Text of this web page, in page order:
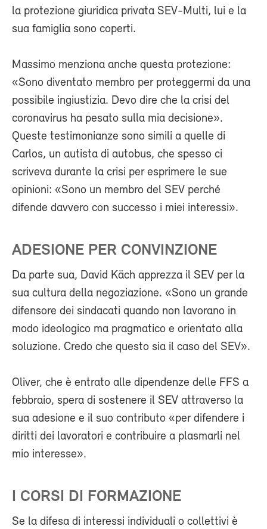
la protezione giuridica privata SEV-Multi, lui e la
sua famiglia sono coperti.
Massimo menziona anche questa protezione:
«Sono diventato membro per proteggermi da una
possibile ingiustizia. Devo dire che la crisi del
coronavirus ha pesato sulla mia decisione».
Queste testimonianze sono simili a quelle di
Carlos, un autista di autobus, che spesso ci
scriveva durante la crisi per esprimere le sue
opinioni: «Sono un membro del SEV perché
difende davvero con successo i miei interessi».
ADESIONE PER CONVINZIONE
Da parte sua, David Käch apprezza il SEV per la
sua cultura della negoziazione. «Sono un grande
difensore dei sindacati quando non lavorano in
modo ideologico ma pragmatico e orientato alla
soluzione. Credo che questo sia il caso del SEV».
Oliver, che è entrato alle dipendenze delle FFS a
febbraio, spera di sostenere il SEV attraverso la
sua adesione e il suo contributo «per difendere i
diritti dei lavoratori e contribuire a plasmarli nel
mio interesse».
I CORSI DI FORMAZIONE
Se la difesa di interessi individuali o collettivi è